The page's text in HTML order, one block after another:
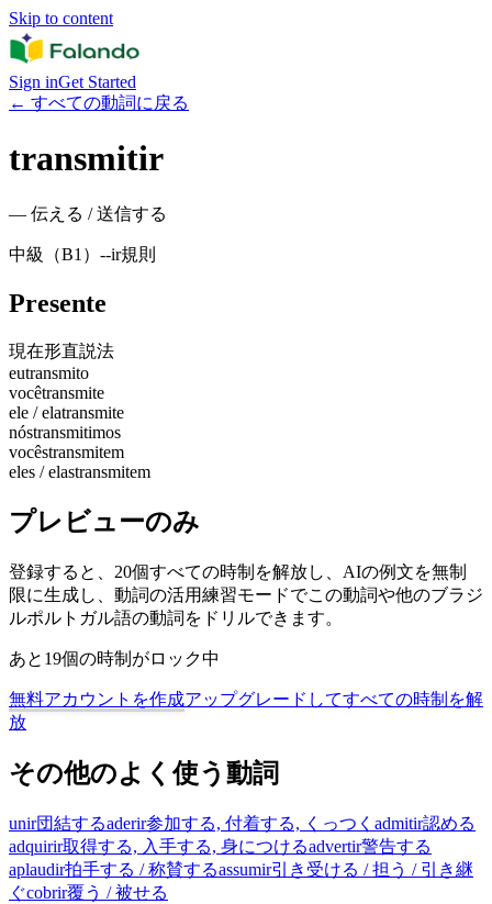
Skip to content
Sign inGet Started
← すべての動詞に戻る
transmitir
— 伝える / 送信する
中級（B1） --ir規則
Presente
現在形直説法
eutransmito
vocêtransmite
ele / elatransmite
nóstransmitimos
vocêstransmitem
eles / elastransmitem
プレビューのみ
登録すると、20個すべての時制を解放し、AIの例文を無制
限に生成し、動詞の活用練習モードでこの動詞や他のブラジ
ルポルトガル語の動詞をドリルできます。
あと19個の時制がロック中
無料アカウントを作成アップグレードしてすべての時制を解
放
その他のよく使う動詞
unir団結するaderir参加する, 付着する, くっつく admitir認める
adquirir取得する, 入手する, 身につけるadvertir警告する
aplaudir拍手する / 称賛するassumir引き受ける / 担う / 引き継
ぐcobrir覆う / 被せる